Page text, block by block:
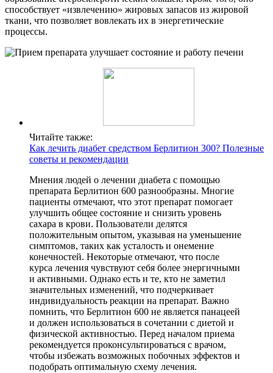
способствует «извлечению» жировых запасов из жировой
ткани, что позволяет вовлекать их в энергетические
процессы.
Читайте также:
Как лечить диабет средством Берлитион 300? Полезные
советы и рекомендации
Мнения людей о лечении диабета с помощью
препарата Берлитион 600 разнообразны. Многие
пациенты отмечают, что этот препарат помогает
улучшить общее состояние и снизить уровень
сахара в крови. Пользователи делятся
положительным опытом, указывая на уменьшение
симптомов, таких как усталость и онемение
конечностей. Некоторые отмечают, что после
курса лечения чувствуют себя более энергичными
и активными. Однако есть и те, кто не заметил
значительных изменений, что подчеркивает
индивидуальность реакции на препарат. Важно
помнить, что Берлитион 600 не является панацеей
и должен использоваться в сочетании с диетой и
физической активностью. Перед началом приема
рекомендуется проконсультироваться с врачом,
чтобы избежать возможных побочных эффектов и
подобрать оптимальную схему лечения.